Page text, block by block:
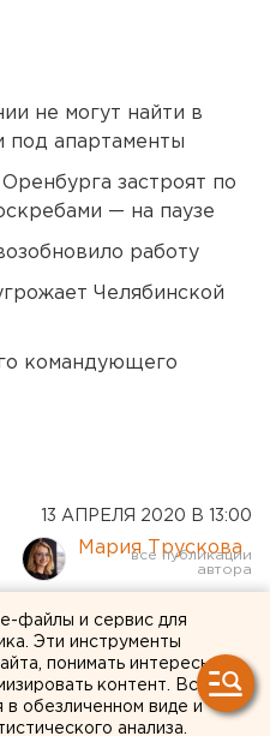
не могут найти в
под апартаменты
застроят по
— на паузе
работу
Челябинской
командующего
13 АПРЕЛЯ 2020 В 13:00
Мария Трускова
банкротств
файлы и сервис для
Эти инструменты
понимать интересы
контент. Вся
обезличенном виде и
анализа.